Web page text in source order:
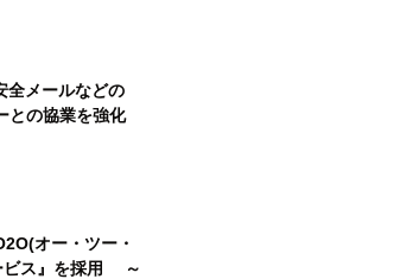
全メールなどの
との協業を強化
オー・ツー・
ビス』を採用 ～